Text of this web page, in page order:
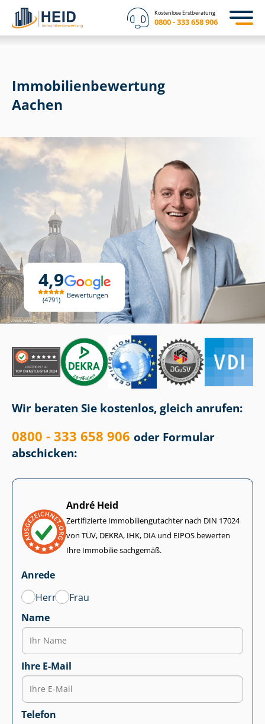
Kostenlose Erstberatung
0800 - 333 658 906
4,9
4791
Bewertungen
Immobilien­bewertung
Aachen
Wir beraten Sie kostenlos, gleich anrufen:
0800 - 333 658 906 oder Formular
abschicken:
André Heid
Zertifizierte Im­mo­bi­li­en­gut­ach­ter nach DIN 17024
von TÜV, DEKRA, IHK, DIA und EIPOS bewerten
Ihre Immobilie sachgemäß.
Anrede
Herr
Frau
Name
Ihre E-Mail
Telefon